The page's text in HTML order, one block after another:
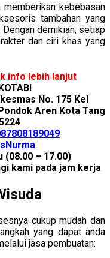
kebebasan
tambahan yang
demikian, setiap
dan ciri khas yang
info lebih lanjut
No. 175 Kel
Aren Kota Tang
(08.00 – 17.00)
kami pada jam kerja
cukup mudah dan
yang dapat anda
jasa pembuatan: